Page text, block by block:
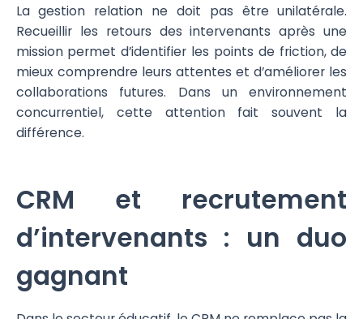
La gestion relation ne doit pas être unilatérale.
Recueillir les retours des intervenants après une
mission permet d’identifier les points de friction, de
mieux comprendre leurs attentes et d’améliorer les
collaborations futures. Dans un environnement
concurrentiel, cette attention fait souvent la
différence.
CRM et recrutement
d’intervenants : un duo
gagnant